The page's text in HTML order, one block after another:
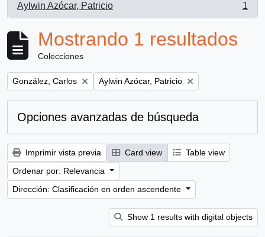
Aylwin Azócar, Patricio
, 1 resultados
1
Mostrando 1 resultados
Colecciones
Remove filter:
González, Carlos Remove filter:
Aylwin Azócar, Patricio
Opciones avanzadas de búsqueda
Imprimir vista previa Card view
Table view
Ordenar por: Relevancia
Dirección: Clasificación en orden ascendente
Show 1 results with digital objects